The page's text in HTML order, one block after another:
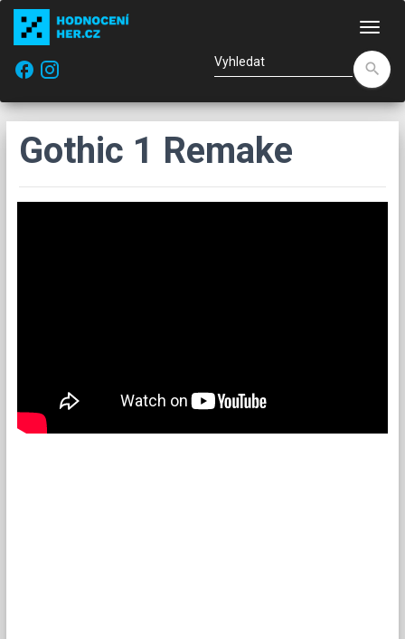
facebook
search
Gothic 1 Remake